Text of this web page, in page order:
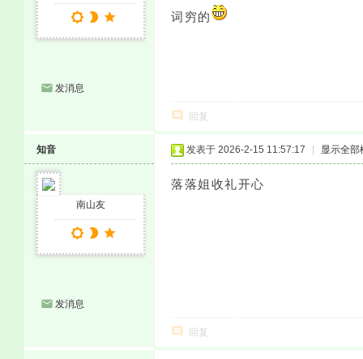
发消息
词穷的
回复
知音
南山友
发消息
发表于 2026-2-15 11:57:17 显示全部
落落姐收礼开心
回复